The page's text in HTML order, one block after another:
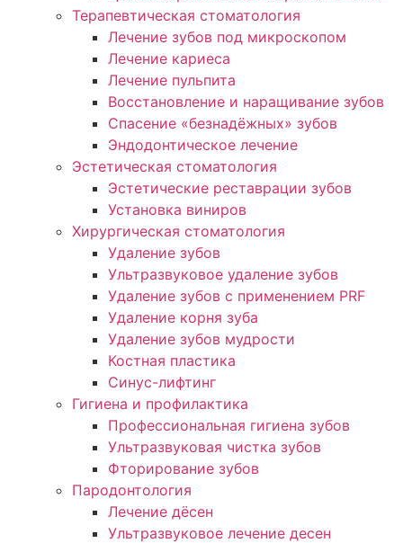
Терапевтическая стоматология
Лечение зубов под микроскопом
Лечение кариеса
Лечение пульпита
Восстановление и наращивание зубов
Спасение «безнадёжных» зубов
Эндодонтическое лечение
Эстетическая стоматология
Эстетические реставрации зубов
Установка виниров
Хирургическая стоматология
Удаление зубов
Ультразвуковое удаление зубов
Удаление зубов с применением PRF
Удаление корня зуба
Удаление зубов мудрости
Костная пластика
Синус-лифтинг
Гигиена и профилактика
Профессиональная гигиена зубов
Ультразвуковая чистка зубов
Фторирование зубов
Пародонтология
Лечение дёсен
Ультразвуковое лечение десен